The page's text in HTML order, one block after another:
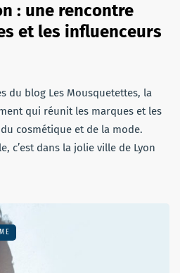
: une rencontre
et les influenceurs
du blog Les Mousquetettes, la
qui réunit les marques et les
cosmétique et de la mode.
c’est dans la jolie ville de Lyon